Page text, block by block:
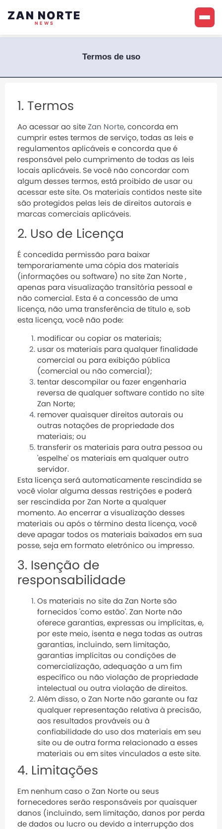
ZAN NORTE
NEWS
Termos de uso
1. Termos
Ao acessar ao site Zan Norte, concorda em
cumprir estes termos de serviço, todas as leis e
regulamentos aplicáveis ​​e concorda que é
responsável pelo cumprimento de todas as leis
locais aplicáveis. Se você não concordar com
algum desses termos, está proibido de usar ou
acessar este site. Os materiais contidos neste site
são protegidos pelas leis de direitos autorais e
marcas comerciais aplicáveis.
2. Uso de Licença
É concedida permissão para baixar
temporariamente uma cópia dos materiais
(informações ou software) no site Zan Norte ,
apenas para visualização transitória pessoal e
não comercial. Esta é a concessão de uma
licença, não uma transferência de título e, sob
esta licença, você não pode:
modificar ou copiar os materiais;
usar os materiais para qualquer finalidade
comercial ou para exibição pública
(comercial ou não comercial);
tentar descompilar ou fazer engenharia
reversa de qualquer software contido no site
Zan Norte;
remover quaisquer direitos autorais ou
outras notações de propriedade dos
materiais; ou
transferir os materiais para outra pessoa ou
'espelhe' os materiais em qualquer outro
servidor.
Esta licença será automaticamente rescindida se
você violar alguma dessas restrições e poderá
ser rescindida por Zan Norte a qualquer
momento. Ao encerrar a visualização desses
materiais ou após o término desta licença, você
deve apagar todos os materiais baixados em sua
posse, seja em formato eletrónico ou impresso.
3. Isenção de
responsabilidade
Os materiais no site da Zan Norte são
fornecidos 'como estão'. Zan Norte não
oferece garantias, expressas ou implícitas, e,
por este meio, isenta e nega todas as outras
garantias, incluindo, sem limitação,
garantias implícitas ou condições de
comercialização, adequação a um fim
específico ou não violação de propriedade
intelectual ou outra violação de direitos.
Além disso, o Zan Norte não garante ou faz
qualquer representação relativa à precisão,
aos resultados prováveis ​​ou à
confiabilidade do uso dos materiais em seu
site ou de outra forma relacionado a esses
materiais ou em sites vinculados a este site.
4. Limitações
Em nenhum caso o Zan Norte ou seus
fornecedores serão responsáveis ​​por quaisquer
danos (incluindo, sem limitação, danos por perda
de dados ou lucro ou devido a interrupção dos